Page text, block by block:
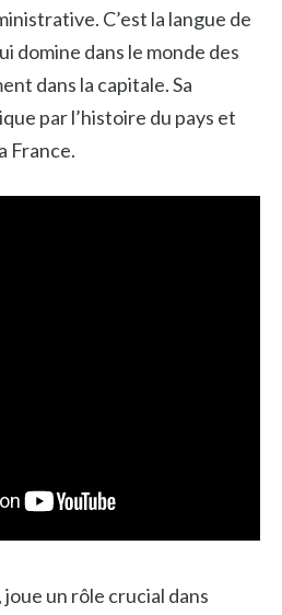
C’est la langue de
domine dans le monde des
dans la capitale. Sa
par l’histoire du pays et
France.
joue un rôle crucial dans